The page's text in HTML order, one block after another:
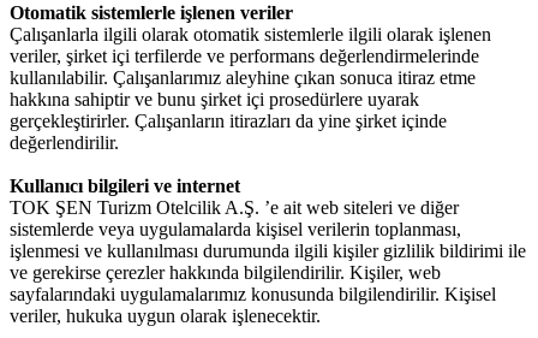
Otomatik sistemlerle işlenen veriler
Çalışanlarla ilgili olarak otomatik sistemlerle ilgili olarak işlenen
veriler, şirket içi terfilerde ve performans değerlendirmelerinde
kullanılabilir. Çalışanlarımız aleyhine çıkan sonuca itiraz etme
hakkına sahiptir ve bunu şirket içi prosedürlere uyarak
gerçekleştirirler. Çalışanların itirazları da yine şirket içinde
değerlendirilir.
Kullanıcı bilgileri ve internet
TOK ŞEN Turizm Otelcilik A.Ş. ’e ait web siteleri ve diğer
sistemlerde veya uygulamalarda kişisel verilerin toplanması,
işlenmesi ve kullanılması durumunda ilgili kişiler gizlilik bildirimi ile
ve gerekirse çerezler hakkında bilgilendirilir. Kişiler, web
sayfalarındaki uygulamalarımız konusunda bilgilendirilir. Kişisel
veriler, hukuka uygun olarak işlenecektir.